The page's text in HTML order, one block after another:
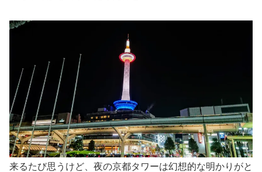
来るたび思うけど、夜の京都タワーは幻想的な明かりがと